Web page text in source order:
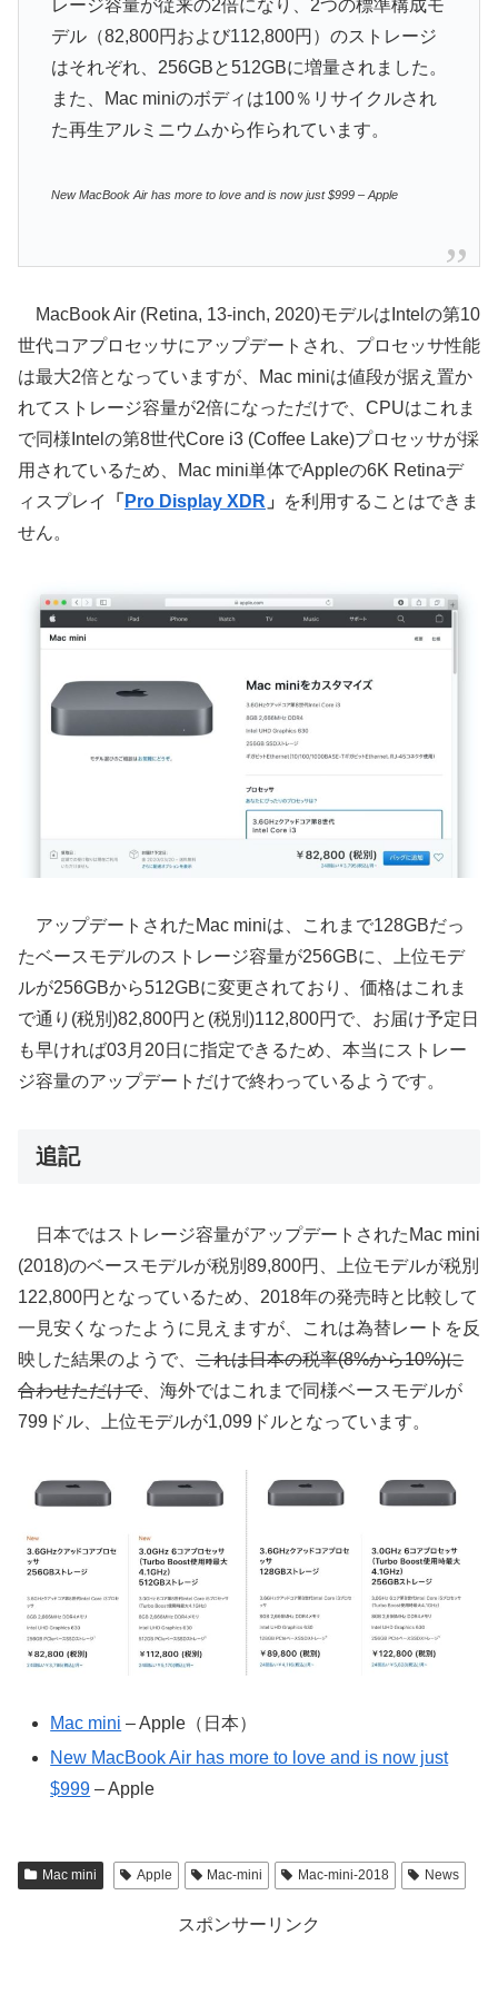
レージ容量が従来の2倍になり、2つの標準構成モ
デル（82,800円および112,800円）のストレージ
はそれぞれ、256GBと512GBに増量されました。
また、Mac miniのボディは100％リサイクルされ
た再生アルミニウムから作られています。
New MacBook Air has more to love and is now just $999 – Apple
MacBook Air (Retina, 13-inch, 2020)モデルはIntelの第10
世代コアプロセッサにアップデートされ、プロセッサ性能
は最大2倍となっていますが、Mac miniは値段が据え置か
れてストレージ容量が2倍になっただけで、CPUはこれま
で同様Intelの第8世代Core i3 (Coffee Lake)プロセッサが採
用されているため、Mac mini単体でAppleの6K Retinaデ
ィスプレイ
「 Pro Display XDR 」
を利用することはできま
せん。
アップデートされたMac miniは、これまで128GBだっ
たベースモデルのストレージ容量が256GBに、上位モデ
ルが256GBから512GBに変更されており、価格はこれま
で通り(税別)82,800円と(税別)112,800円で、お届け予定日
も早ければ03月20日に指定できるため、本当にストレー
ジ容量のアップデートだけで終わっているようです。
追記
日本ではストレージ容量がアップデートされたMac mini
(2018)のベースモデルが税別89,800円、上位モデルが税別
122,800円となっているため、2018年の発売時と比較して
一見安くなったように見えますが、これは為替レートを反
映した結果のようで、 これは日本の税率(8%から10%)に
合わせただけで、海外ではこれまで同様ベースモデルが
799ドル、上位モデルが1,099ドルとなっています。
Mac mini – Apple（日本）
New MacBook Air has more to love and is now just
$999 – Apple
Mac mini Apple Mac-mini Mac-mini-2018 News
スポンサーリンク